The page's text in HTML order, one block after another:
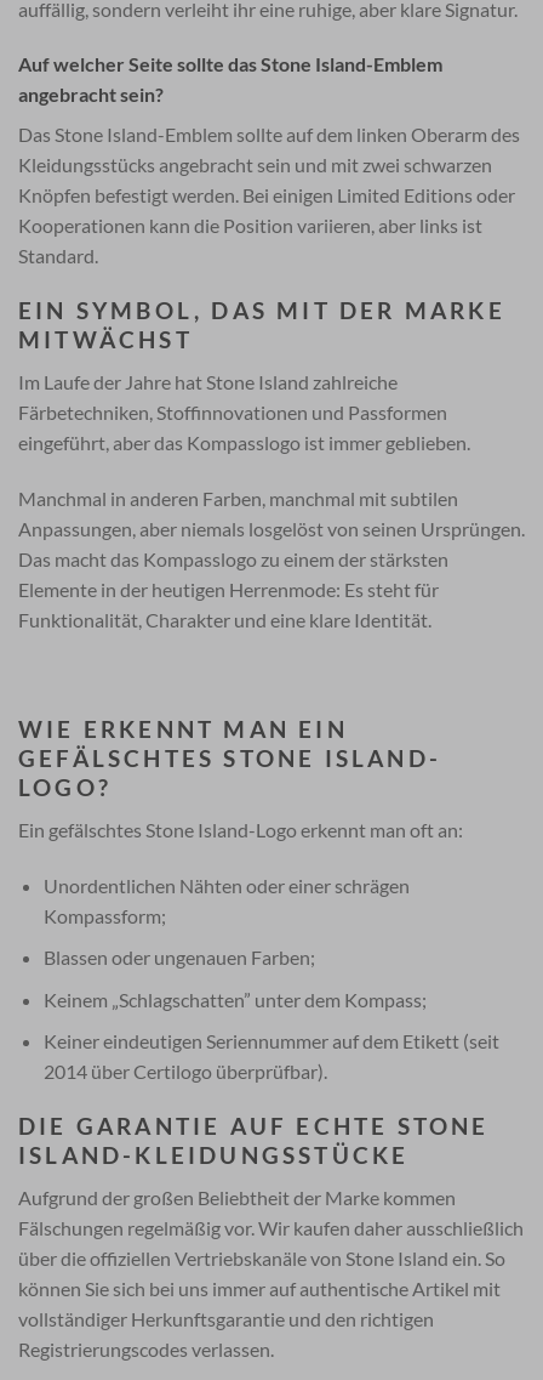
auffällig, sondern verleiht ihr eine ruhige, aber klare Signatur.
Auf welcher Seite sollte das Stone Island-Emblem
angebracht sein?
Das Stone Island-Emblem sollte auf dem linken Oberarm des
Kleidungsstücks angebracht sein und mit zwei schwarzen
Knöpfen befestigt werden. Bei einigen Limited Editions oder
Kooperationen kann die Position variieren, aber links ist
Standard.
EIN SYMBOL, DAS MIT DER MARKE
MITWÄCHST
Im Laufe der Jahre hat Stone Island zahlreiche
Färbetechniken, Stoffinnovationen und Passformen
eingeführt, aber das Kompasslogo ist immer geblieben.
Manchmal in anderen Farben, manchmal mit subtilen
Anpassungen, aber niemals losgelöst von seinen Ursprüngen.
Das macht das Kompasslogo zu einem der stärksten
Elemente in der heutigen Herrenmode: Es steht für
Funktionalität, Charakter und eine klare Identität.
WIE ERKENNT MAN EIN
GEFÄLSCHTES STONE ISLAND-
LOGO?
Ein gefälschtes Stone Island-Logo erkennt man oft an:
Unordentlichen Nähten oder einer schrägen
Kompassform;
Blassen oder ungenauen Farben;
Keinem „Schlagschatten” unter dem Kompass;
Keiner eindeutigen Seriennummer auf dem Etikett (seit
2014 überCertilogoüberprüfbar).
DIE GARANTIE AUF ECHTE STONE
ISLAND-KLEIDUNGSSTÜCKE
Aufgrund der großen Beliebtheit der Marke kommen
Fälschungen regelmäßig vor. Wir kaufen daher ausschließlich
über die offiziellen Vertriebskanäle von Stone Island ein. So
können Sie sich bei uns immer auf authentische Artikel mit
vollständiger Herkunftsgarantie und den richtigen
Registrierungscodes verlassen.